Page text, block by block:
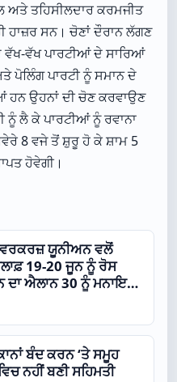
ਅਤੇ ਤਹਿਸੀਲਦਾਰ ਕਰਮਜੀਤ
ਹਾਜ਼ਰ ਸਨ। ਚੋਣਾਂ ਦੌਰਾਨ ਲੱਗਣ
ਵੱਖ-ਵੱਖ ਪਾਰਟੀਆਂ ਦੇ ਸਾਰਿਆਂ
ਪੋਲਿੰਗ ਪਾਰਟੀ ਨੂੰ ਸਮਾਨ ਦੇ
ਹਨ ਉਹਨਾਂ ਦੀ ਚੋਣ ਕਰਵਾਉਣ
ਨੂੰ ਲੈ ਕੇ ਪਾਰਟੀਆਂ ਨੂੰ ਰਵਾਨਾ
8 ਵਜੇ ਤੋਂ ਸ਼ੁਰੂ ਹੋ ਕੇ ਸ਼ਾਮ 5
ਹੋਵੇਗੀ।
ਵਰਕਰਜ਼ ਯੂਨੀਅਨ ਵਲੋਂ
19-20 ਜੂਨ ਨੂੰ ਰੋਸ
ਐਲਾਨ 30 ਨੂੰ ਮਨਾਇਆ
ਦਾ ਸਥਾਪਨਾ ਦਿਵਸ
ਬੰਦ ਕਰਨ ‘ਤੇ ਸਮੂਹ
ਨਹੀਂ ਬਣੀ ਸਹਿਮਤੀ